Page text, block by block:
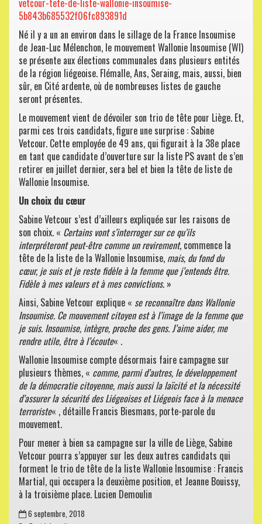
vetcour-tete-de-liste-wallonie-insoumise-
5b843b685532f06fc893891d
Né il y a un an environ dans le sillage de la France Insoumise
de Jean-Luc Mélenchon, le mouvement Wallonie Insoumise (WI)
se présente aux élections communales dans plusieurs entités
de la région liégeoise. Flémalle, Ans, Seraing, mais, aussi, bien
sûr, en Cité ardente, où de nombreuses listes de gauche
seront présentes.
Le mouvement vient de dévoiler son trio de tête pour Liège. Et,
parmi ces trois candidats, figure une surprise : Sabine
Vetcour. Cette employée de 49 ans, qui figurait à la 38e place
en tant que candidate d’ouverture sur la liste PS avant de s’en
retirer en juillet dernier, sera bel et bien la tête de liste de
Wallonie Insoumise.
Un choix du cœur
Sabine Vetcour s’est d’ailleurs expliquée sur les raisons de
son choix. « Certains vont s’interroger sur ce qu’ils
interpréteront peut-être comme un revirement, commence la
tête de la liste de la Wallonie Insoumise, mais, du fond du
cœur, je suis et je reste fidèle à la femme que j’entends être.
Fidèle à mes valeurs et à mes convictions. »
Ainsi, Sabine Vetcour explique « se reconnaître dans Wallonie
Insoumise. Ce mouvement citoyen est à l’image de la femme que
je suis. Insoumise, intègre, proche des gens. J’aime aider, me
rendre utile, être à l’écoute« .
Wallonie Insoumise compte désormais faire campagne sur
plusieurs thèmes, « comme, parmi d’autres, le développement
de la démocratie citoyenne, mais aussila laïcité et la nécessité
d’assurer la sécurité des Liégeoises et Liégeois face à la menace
terroriste« , détaille Francis Biesmans, porte-parole du
mouvement.
Pour mener à bien sa campagne sur la ville de Liège, Sabine
Vetcour pourra s’appuyer sur les deux autres candidats qui
forment le trio de tête de la liste Wallonie Insoumise : Francis
Martial, qui occupera la deuxième position, et Jeanne Bouissy,
à la troisième place. Lucien Demoulin
6 septembre, 2018